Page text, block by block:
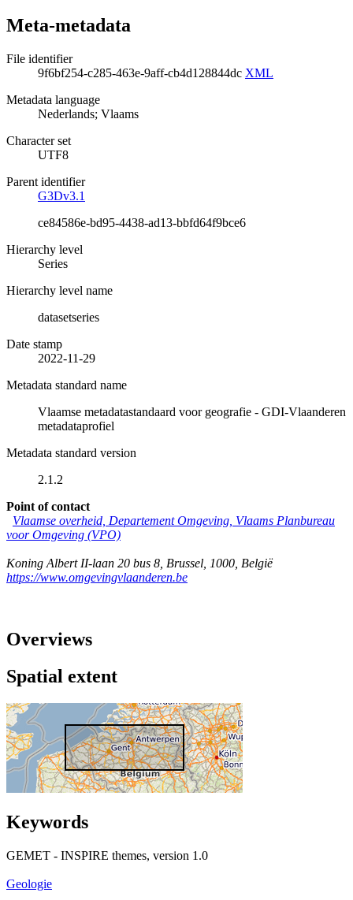
Meta-metadata
File identifier
9f6bf254-c285-463e-9aff-cb4d128844dc XML
Metadata language
Nederlands; Vlaams
Character set
UTF8
Parent identifier
G3Dv3.1
ce84586e-bd95-4438-ad13-bbfd64f9bce6
Hierarchy level
Series
Hierarchy level name
datasetseries
Date stamp
2022-11-29
Metadata standard name
Vlaamse metadatastandaard voor geografie - GDI-Vlaanderen
metadataprofiel
Metadata standard version
2.1.2
Point of contact
Vlaamse overheid, Departement Omgeving, Vlaams Planbureau
voor Omgeving (VPO)
Koning Albert II-laan 20 bus 8 Brussel 1000 België
https://www.omgevingvlaanderen.be
Overviews
Spatial extent
Keywords
GEMET - INSPIRE themes, version 1.0
Geologie